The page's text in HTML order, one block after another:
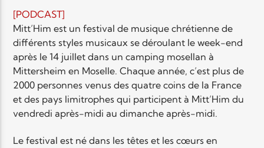
TITRE
ARTISTE
[PODCAST]
Mitt’Him est un festival de musique chrétienne de
différents styles musicaux se déroulant le week-end
après le 14 juillet dans un camping mosellan à
Mittersheim en Moselle. Chaque année, c’est plus de
2000 personnes venus des quatre coins de la France
et des pays limitrophes qui participent à Mitt’Him du
vendredi après-midi au dimanche après-midi.
Le festival est né dans les têtes et les cœurs en